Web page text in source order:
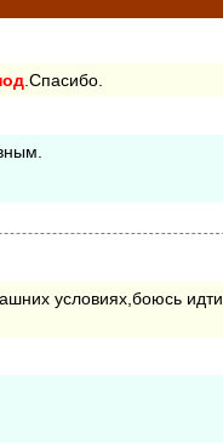
.Спасибо.
условиях,боюсь